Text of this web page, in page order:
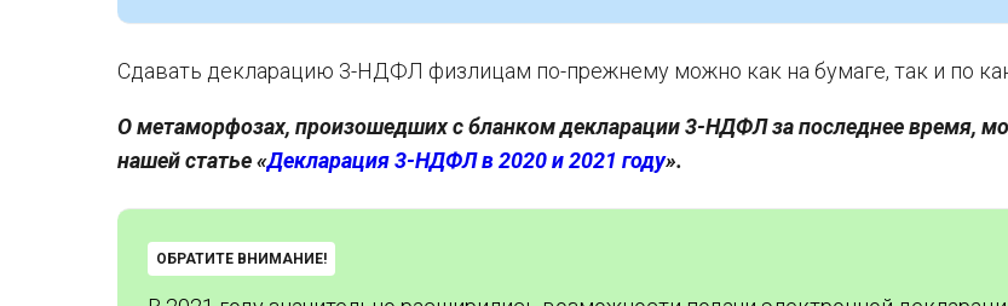
Сдавать декларацию 3-НДФЛ физлицам по-прежнему можно как на бумаге, так и по
О метаморфозах, произошедших с бланком декларации 3-НДФЛ за последнее время,
нашей статье «Декларация 3-НДФЛ в 2020 и 2021 году».
ОБРАТИТЕ ВНИМАНИЕ!